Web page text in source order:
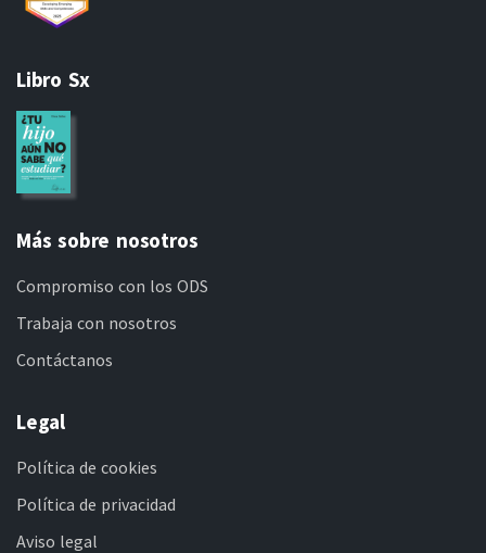
Libro Sx
Más sobre nosotros
Compromiso con los ODS
Trabaja con nosotros
Contáctanos
Legal
Política de cookies
Política de privacidad
Aviso legal